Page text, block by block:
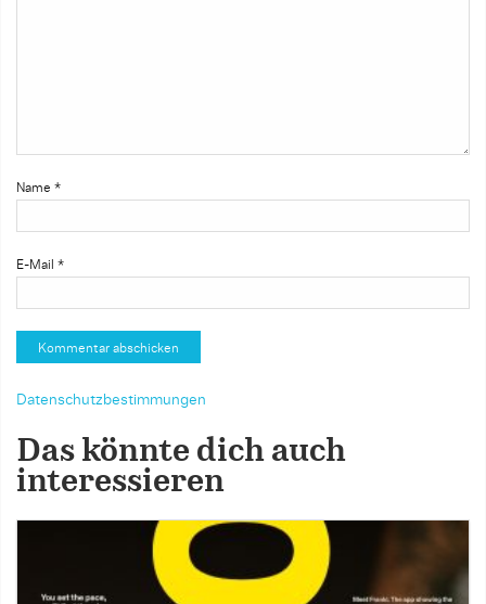
Name *
E-Mail *
Datenschutzbestimmungen
Das könnte dich auch
interessieren